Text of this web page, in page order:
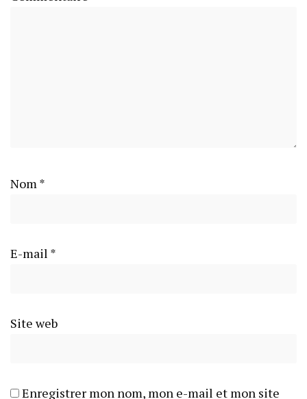
Nom *
E-mail *
Site web
Enregistrer mon nom, mon e-mail et mon site